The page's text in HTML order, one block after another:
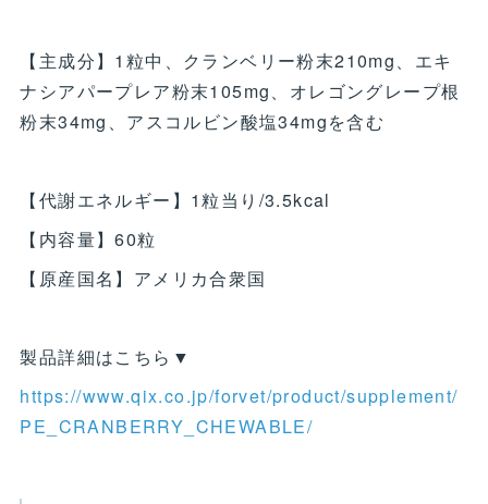
【主成分】1粒中、クランベリー粉末210mg、エキ
ナシアパープレア粉末105mg、オレゴングレープ根
粉末34mg、アスコルビン酸塩34mgを含む
【代謝エネルギー】1粒当り/3.5kcal
【内容量】60粒
【原産国名】アメリカ合衆国
製品詳細はこちら▼
https://www.qix.co.jp/forvet/product/supplement/
PE_CRANBERRY_CHEWABLE/